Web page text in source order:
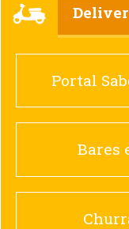
Portal
Bares